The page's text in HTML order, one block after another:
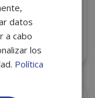
datos
a cabo
los
Política